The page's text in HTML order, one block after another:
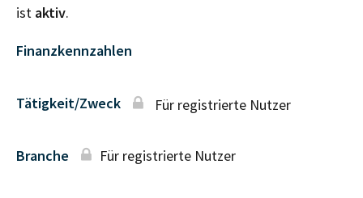
ist aktiv.
Finanzkennzahlen
Tätigkeit/Zweck Für registrierte Nutzer
Branche Für registrierte Nutzer